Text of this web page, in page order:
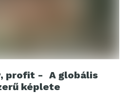
profit - A globális
képlete